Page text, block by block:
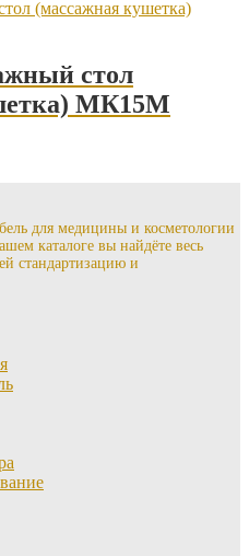
стол
МК15М
для медицины и косметологии
каталоге вы найдёте весь
стандартизацию и